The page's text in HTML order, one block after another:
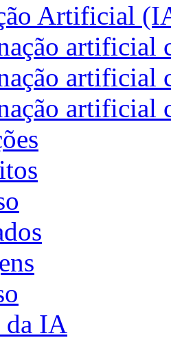
Artificial
artificial
artificial
artificial
da IA